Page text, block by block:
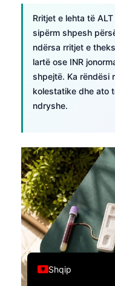
Rritjet e lehta të
sipërm shpesh
ndërsa rritjet e
lartë ose INR
shpejtë. Ka rëndësi
kolestatike dhe ato
ndryshe.
Shqip
English
Deutsch
العربية
Français
עִבְרִית
Italiano
Português
Ελληνικά
Türkçe
Română
简体中文